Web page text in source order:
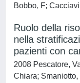
Bobbo, F;
Ruolo della
nella
pazienti con
2008 Pescatore,
Chiara;